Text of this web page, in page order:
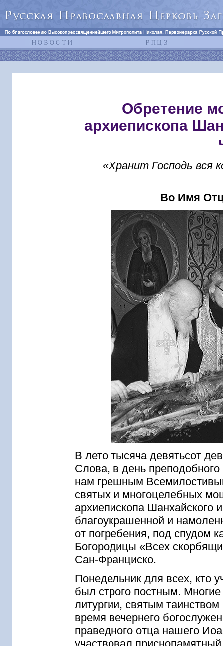
Обретение
архиепископа
«Хранит Господь вся
Во Имя
В лето тысяча девятьсот
Слова, в день
нам грешным
святых и многоцелебных
архиепископа Шанхайского
благоукрашенной и
от погребения, под спудом
Богородицы «Всех
Сан-Франциско.
Понедельник для всех, кто
был строго постным.
литургии, святым
время вечернего
праведного отца нашего
участвовал